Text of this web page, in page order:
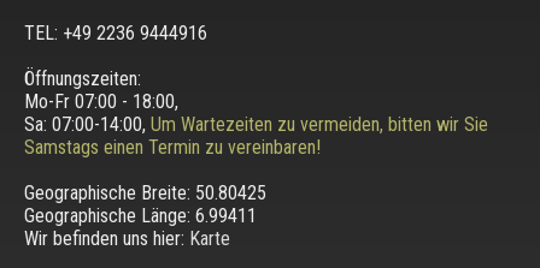
TEL: +49 2236 9444916
Öffnungszeiten:
Mo-Fr 07:00 - 18:00,
Sa: 07:00-14:00, Um Wartezeiten zu vermeiden, bitten wir Sie
Samstags einen Termin zu vereinbaren!
Geographische Breite: 50.80425
Geographische Länge: 6.99411
Wir befinden uns hier: Karte